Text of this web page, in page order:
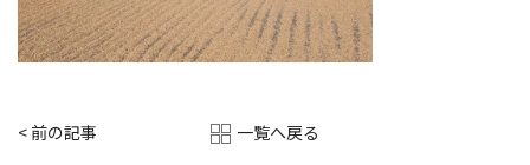
< 前の記事 一覧へ戻る